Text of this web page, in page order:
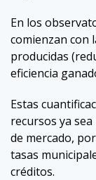
En los
comienzan con
producidas
eficiencia
Estas
recursos ya
de mercado,
tasas
créditos.